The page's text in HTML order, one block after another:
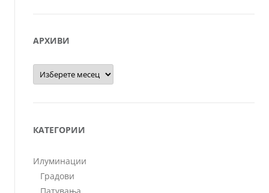
АРХИВИ
Архиви
КАТЕГОРИИ
Илуминации
Градови